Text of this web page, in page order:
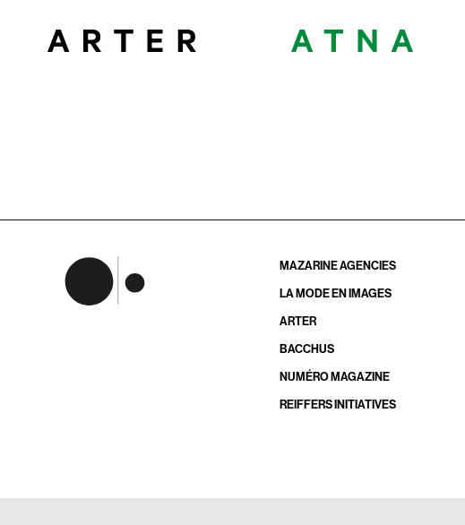
MAZARINE AGENCIES
LA MODE EN IMAGES
ARTER
BACCHUS
NUMÉRO MAGAZINE
REIFFERS INITIATIVES